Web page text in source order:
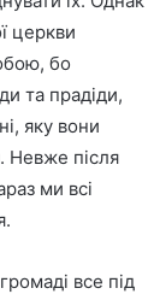
церкви
бо
та прадіди,
яку вони
Невже після
ми всі
все під